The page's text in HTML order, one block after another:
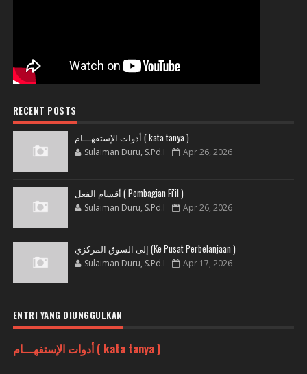
RECENT POSTS
أدوات الإستفهـــام ( kata tanya )
Sulaiman Duru, S.Pd.I Apr 26, 2026
أقسام الفعل ( Pembagian Fi'il )
Sulaiman Duru, S.Pd.I Apr 26, 2026
إلى السوق المركزي (Ke Pusat Perbelanjaan )
Sulaiman Duru, S.Pd.I Apr 17, 2026
ENTRI YANG DIUNGGULKAN
أدوات الإستفهـــام ( kata tanya )